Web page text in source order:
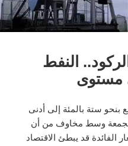
النفط
ستة بالمئة إلى أدنى
الجمعة وسط مخاوف من أن
الفائدة قد يبطئ الاقتصاد